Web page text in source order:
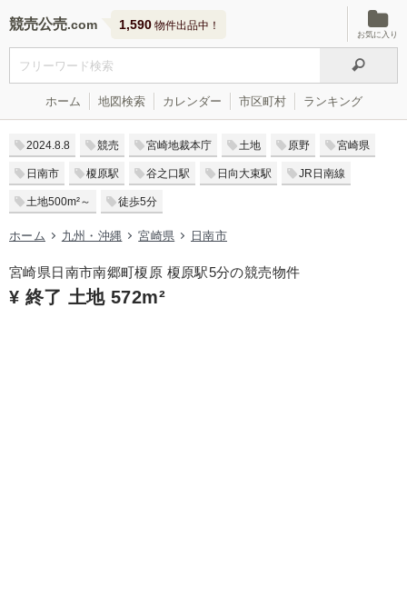
競売公売 1,590 物件出品中！
お気に入り
ホーム 地図検索 カレンダー 市区町村 ランキング
2024.8.8 競売 宮崎地裁本庁 土地 原野 宮崎県
日南市 榎原駅 谷之口駅 日向大束駅 JR日南線
土地500m²～ 徒歩5分
ホーム 九州・沖縄 宮崎県 日南市
宮崎県日南市南郷町榎原 榎原駅5分の競売物件
¥ 終了 土地 572m²